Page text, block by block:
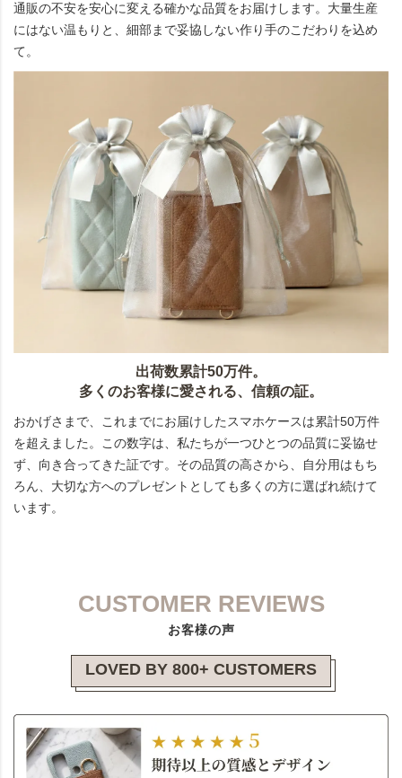
通販の不安を安心に変える確かな品質をお届けします。大量生産
にはない温もりと、細部まで妥協しない作り手のこだわりを込め
て。
出荷数累計50万件。
多くのお客様に愛される、信頼の証。
おかげさまで、これまでにお届けしたスマホケースは累計50万件
を超えました。この数字は、私たちが一つひとつの品質に妥協せ
ず、向き合ってきた証です。その品質の高さから、自分用はもち
ろん、大切な方へのプレゼントとしても多くの方に選ばれ続けて
います。
CUSTOMER REVIEWS
お客様の声
LOVED BY 800+ CUSTOMERS